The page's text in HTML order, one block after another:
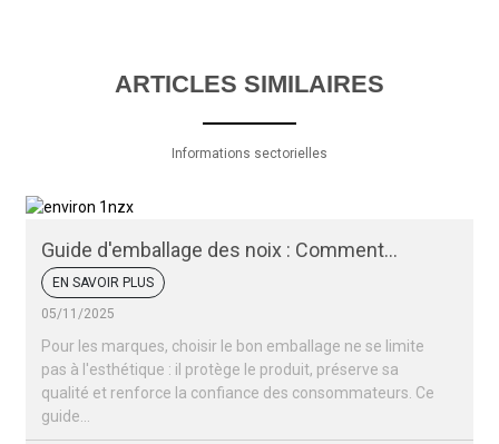
ARTICLES SIMILAIRES
Informations sectorielles
Guide d'emballage des noix : Comment
conserver la fraîcheur et l'attrait de vos noix
EN SAVOIR PLUS
05/11/2025
Pour les marques, choisir le bon emballage ne se limite
pas à l'esthétique : il protège le produit, préserve sa
qualité et renforce la confiance des consommateurs. Ce
guide…